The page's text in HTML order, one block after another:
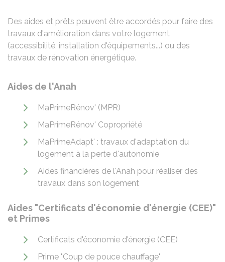
Des aides et prêts peuvent être accordés pour faire des
travaux d'amélioration dans votre logement
(accessibilité, installation d'équipements...) ou des
travaux de rénovation énergétique.
Aides de l'Anah
MaPrimeRénov' (MPR)
MaPrimeRénov' Copropriété
MaPrimeAdapt' : travaux d'adaptation du
logement à la perte d'autonomie
Aides financières de l'Anah pour réaliser des
travaux dans son logement
Aides "Certificats d'économie d'énergie (CEE)"
et Primes
Certificats d'économie d'énergie (CEE)
Prime "Coup de pouce chauffage"